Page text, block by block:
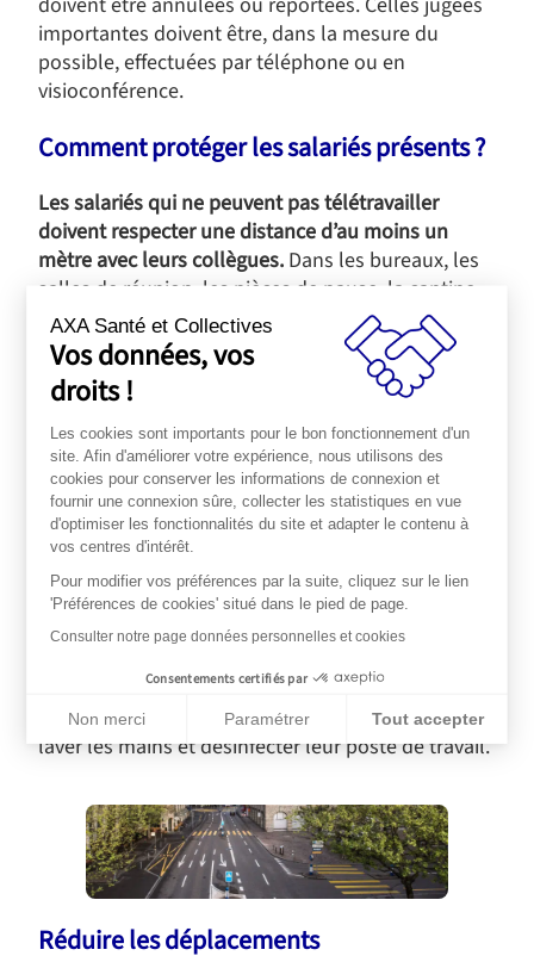
importantes doivent être, dans la mesure du
possible, effectuées par téléphone ou en
visioconférence.
Comment protéger les salariés présents ?
Les salariés qui ne peuvent pas télétravailler
doivent respecter une distance d’au moins un
mètre avec leurs collègues. Dans les bureaux, les
salles de réunion, les pièces de pause, la cantine
ou au restaurant d’entreprise, les tables doivent
être séparées d’au moins un mètre. Les repas
doivent être idéalement pris à tour de rôle afin
qu’il n’y ait pas plus de 10 personnes dans le lieu
de restauration. Les salariés doivent pouvoir
disposer d’un point d’eau pour pouvoir se laver
régulièrement les mains et/ou de gel
hydroalcoolique.
Les salariés en contact avec la clientèle doivent
porter des masques.Les guichets doivent être
équipés de vitres protectrices. Une zone de
d’un marquage au sol. De plus, les salariés doivent
pouvoir bénéficier de pauses régulières pour se
laver les mains et désinfecter leur poste de travail.
Réduire les déplacements
AXA Santé et Collectives
Vos données, vos
droits !
Les cookies sont importants pour le bon fonctionnement d'un
site. Afin d'améliorer votre expérience, nous utilisons des
cookies pour conserver les informations de connexion et
fournir une connexion sûre, collecter les statistiques en vue
d'optimiser les fonctionnalités du site et adapter le contenu à
vos centres d'intérêt.
Pour modifier vos préférences par la suite, cliquez sur le lien
'Préférences de cookies' situé dans le pied de page.
Consulter notre page données personnelles et cookies
Consentements certifiés par
Non merci Paramétrer Tout accepter
Axeptio consent
Plateforme de Gestion du Consentement : Personnalisez vos